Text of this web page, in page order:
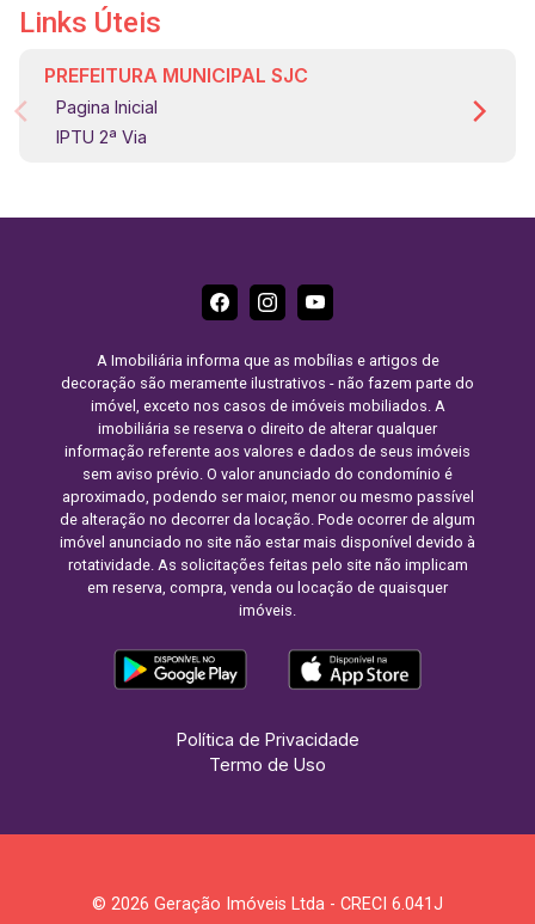
Links Úteis
PREFEITURA MUNICIPAL SJC
Pagina Inicial
IPTU 2ª Via
A Imobiliária informa que as mobílias e artigos de
decoração são meramente ilustrativos - não fazem parte do
imóvel, exceto nos casos de imóveis mobiliados. A
imobiliária se reserva o direito de alterar qualquer
informação referente aos valores e dados de seus imóveis
sem aviso prévio. O valor anunciado do condomínio é
aproximado, podendo ser maior, menor ou mesmo passível
de alteração no decorrer da locação. Pode ocorrer de algum
imóvel anunciado no site não estar mais disponível devido à
rotatividade. As solicitações feitas pelo site não implicam
em reserva, compra, venda ou locação de quaisquer
imóveis.
Política de Privacidade
Termo de Uso
© 2026 Geração Imóveis Ltda - CRECI 6.041J